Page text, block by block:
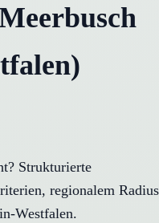
Strukturierte
regionalem Radius
Westfalen.